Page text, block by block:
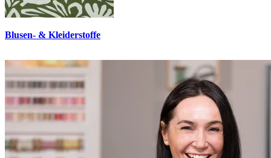
Blusen- & Kleiderstoffe